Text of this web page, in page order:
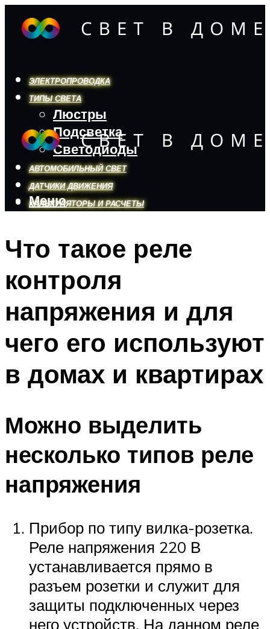
ЭЛЕКТРОПРОВОДКА
ТИПЫ СВЕТА
Люстры
Подсветка
Светодиоды
АВТОМОБИЛЬНЫЙ СВЕТ
ДАТЧИКИ ДВИЖЕНИЯ
КАЛЬКУЛЯТОРЫ И РАСЧЕТЫ
Меню
Меню
Что такое реле
контроля
напряжения и для
чего его используют
в домах и квартирах
Можно выделить
несколько типов реле
напряжения
Прибор по типу вилка-розетка.
Реле напряжения 220 В
устанавливается прямо в
разъем розетки и служит для
защиты подключенных через
него устройств. На данном реле